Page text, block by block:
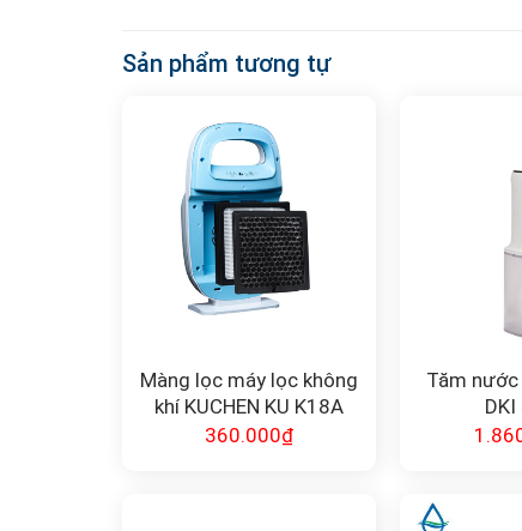
Sản phẩm tương tự
Màng lọc máy lọc không
khí KUCHEN KU K18A
360.000₫
Tăm nước